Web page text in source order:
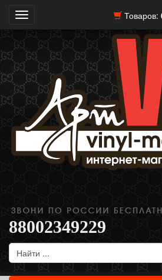
Товаров:
Toggle
navigation
88002349229